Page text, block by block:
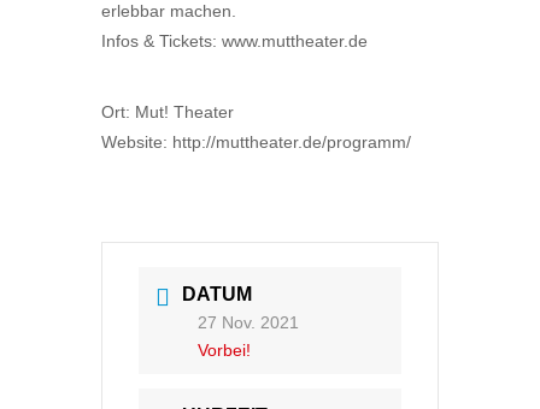
erlebbar machen.
Infos & Tickets: www.muttheater.de
Ort: Mut! Theater
Website: http://muttheater.de/programm/
DATUM
27 Nov. 2021
Vorbei!